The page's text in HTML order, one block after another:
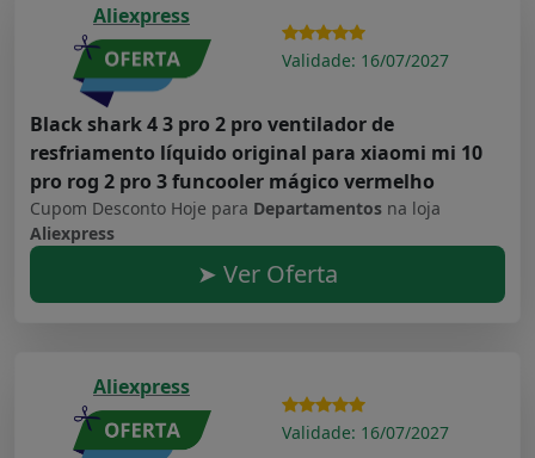
Aliexpress
Validade: 16/07/2027
Black shark 4 3 pro 2 pro ventilador de
resfriamento líquido original para xiaomi mi 10
pro rog 2 pro 3 funcooler mágico vermelho
Cupom Desconto Hoje para Departamentos na loja
Aliexpress
➤ Ver Oferta
Aliexpress
Validade: 16/07/2027